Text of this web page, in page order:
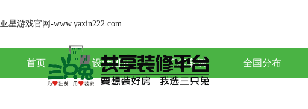
亚星游戏官网-www.yaxin222.com
首页 设计团队 工程案例 全国分布